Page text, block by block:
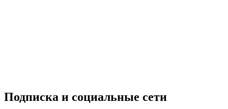
Подписка и социальные сети